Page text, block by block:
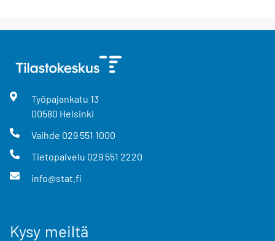
Työpajankatu 13
00580 Helsinki
Vaihde 029 551 1000
Tietopalvelu 029 551 2220
info@stat.fi
Kysy meiltä